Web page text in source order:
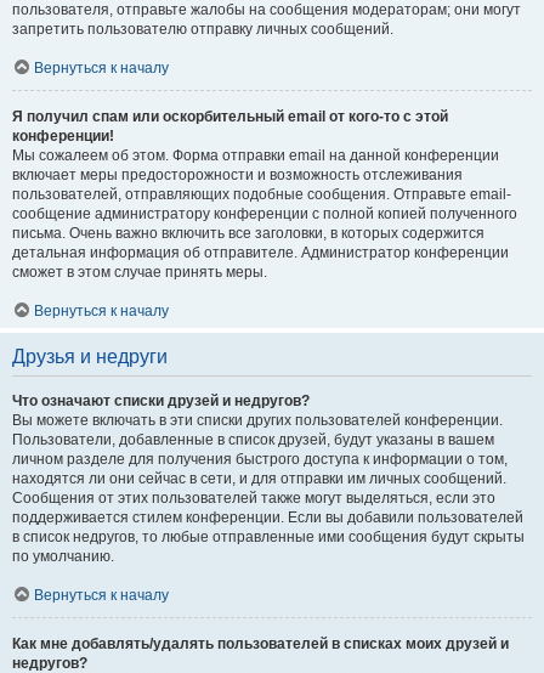
пользователя, отправьте жалобы на сообщения модераторам; они могут
запретить пользователю отправку личных сообщений.
Вернуться к началу
Я получил спам или оскорбительный email от кого-то с этой
конференции!
Мы сожалеем об этом. Форма отправки email на данной конференции
включает меры предосторожности и возможность отслеживания
пользователей, отправляющих подобные сообщения. Отправьте email-
сообщение администратору конференции с полной копией полученного
письма. Очень важно включить все заголовки, в которых содержится
детальная информация об отправителе. Администратор конференции
сможет в этом случае принять меры.
Вернуться к началу
Друзья и недруги
Что означают списки друзей и недругов?
Вы можете включать в эти списки других пользователей конференции.
Пользователи, добавленные в список друзей, будут указаны в вашем
личном разделе для получения быстрого доступа к информации о том,
находятся ли они сейчас в сети, и для отправки им личных сообщений.
Сообщения от этих пользователей также могут выделяться, если это
поддерживается стилем конференции. Если вы добавили пользователей
в список недругов, то любые отправленные ими сообщения будут скрыты
по умолчанию.
Вернуться к началу
Как мне добавлять/удалять пользователей в списках моих друзей и
недругов?